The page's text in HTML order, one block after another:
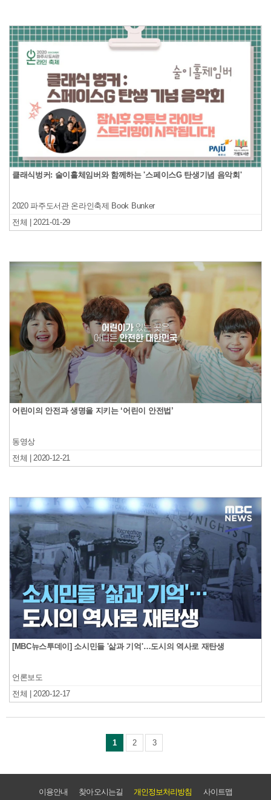
클래식벙커: 술이홀체임버와 함께하는 '스페이스G 탄생기념 음악회'
2020 파주도서관 온라인축제 Book Bunker
전체 | 2021-01-29
어린이의 안전과 생명을 지키는 ‘어린이 안전법’
동영상
전체 | 2020-12-21
[MBC뉴스투데이] 소시민들 '삶과 기억'…도시의 역사로 재탄생
언론보도
전체 | 2020-12-17
1 2 3
이용안내 찾아오시는길 개인정보처리방침 사이트맵